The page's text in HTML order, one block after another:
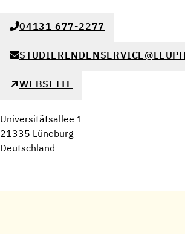
04131 677-2277
WEBSEITE
Universitätsallee 1
21335 Lüneburg
Deutschland